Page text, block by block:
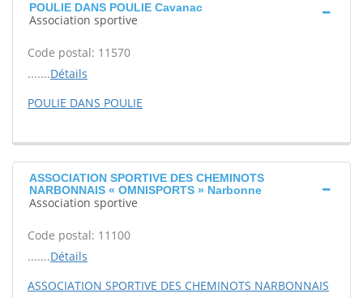
POULIE DANS POULIE Cavanac
Association sportive
Code postal: 11570
.......Détails
POULIE DANS POULIE
ASSOCIATION SPORTIVE DES CHEMINOTS
NARBONNAIS « OMNISPORTS » Narbonne
Association sportive
Code postal: 11100
.......Détails
ASSOCIATION SPORTIVE DES CHEMINOTS NARBONNAIS